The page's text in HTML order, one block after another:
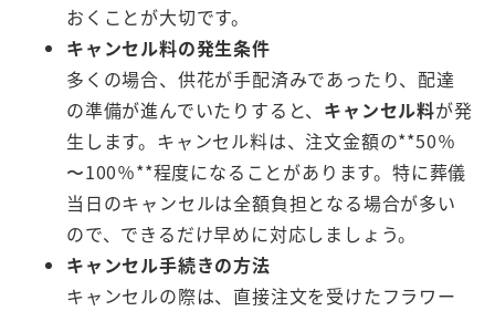
おくことが大切です。
キャンセル料の発生条件
多くの場合、供花が手配済みであったり、配達
の準備が進んでいたりすると、 キャンセル料が発
生します。キャンセル料は、注文金額の**50％
〜100％**程度になることがあります。特に葬儀
当日のキャンセルは全額負担となる場合が多い
ので、できるだけ早めに対応しましょう。
キャンセル手続きの方法
キャンセルの際は、直接注文を受けたフラワー